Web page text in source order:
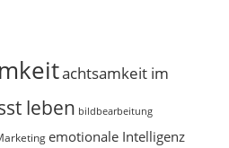
achtsamkeit im
leben bildbearbeitung
emotionale Intelligenz